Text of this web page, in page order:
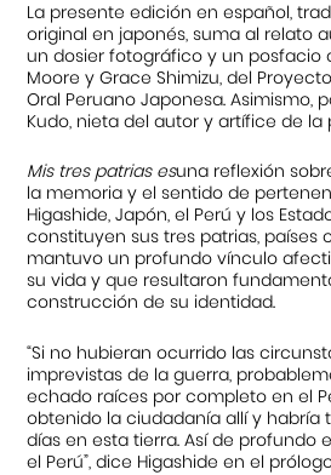
La presente edición en español,
original en japonés, suma al relato
un dosier fotográfico y un posfacio
Moore y Grace Shimizu, del
Oral Peruano Japonesa. Asimismo,
Kudo, nieta del autor y artífice de la
Mis tres patrias esuna reflexión
la memoria y el sentido de
Higashide, Japón, el Perú y los
constituyen sus tres patrias, países
mantuvo un profundo vínculo
su vida y que resultaron
construcción de su identidad.
“Si no hubieran ocurrido las
imprevistas de la guerra,
echado raíces por completo en el
obtenido la ciudadanía allí y habría
días en esta tierra. Así de profundo
el Perú”, dice Higashide en el